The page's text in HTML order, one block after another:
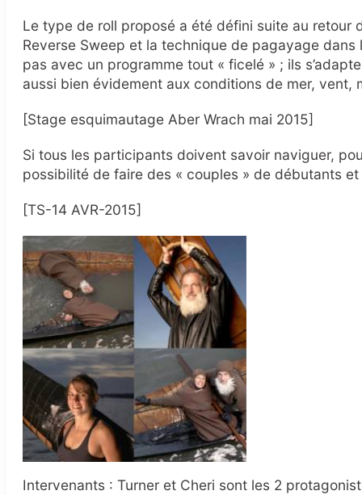
Le type de roll proposé a été défini suite au retour
Reverse Sweep et la technique de pagayage dans
pas avec un programme tout « ficelé » ; ils
aussi bien évidement aux conditions de mer, vent,
[Stage esquimautage Aber Wrach mai 2015]
Si tous les participants doivent savoir naviguer,
possibilité de faire des « couples » de débutants
[TS-14 AVR-2015]
Intervenants : Turner et Cheri sont les 2